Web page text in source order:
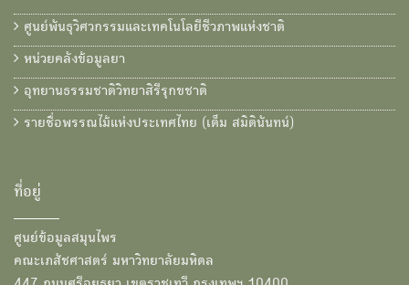
ศูนย์พันธุวิศวกรรมและเทคโนโลยีชีวภาพแห่งชาติ
หน่วยคลังข้อมูลยา
อุทยานธรรมชาติวิทยาสิรีรุกขชาติ
รายชื่อพรรณไม้แห่งประเทศไทย (เต็ม สมิตินันทน์)
ที่อยู่
ศูนย์ข้อมูลสมุนไพร
คณะเภสัชศาสตร์ มหาวิทยาลัยมหิดล